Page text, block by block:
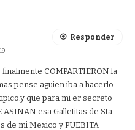
COMPARTIERON la
pense aguien iba a hacerlo
que para mi er secreto
ASINAN esa Galletitas de Sta
de mi Mexico y PUEBITA
Responder